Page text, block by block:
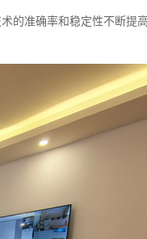
的准确率和稳定性不断提